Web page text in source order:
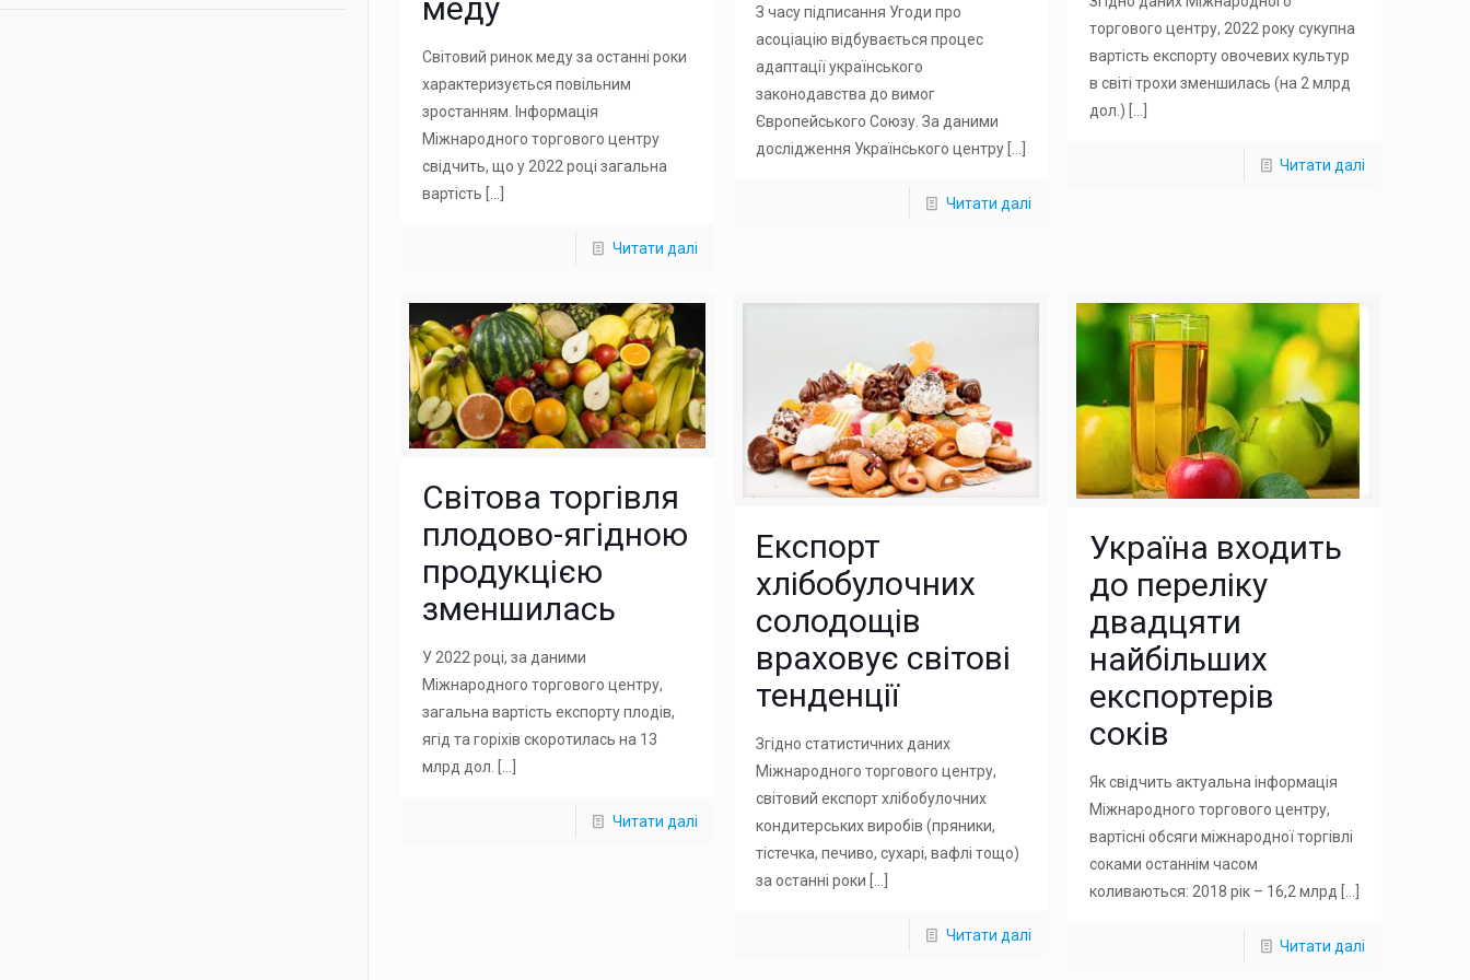
меду
Світовий ринок меду за останні роки
характеризується повільним
зростанням. Інформація
Міжнародного торгового центру
свідчить, що у 2022 році загальна
вартість […]
Читати далі
З часу підписання Угоди про
асоціацію відбувається процес
адаптації українського
законодавства до вимог
Європейського Союзу. За даними
дослідження Українського центру
Читати далі
торгового центру, 2022 року сукупна
вартість експорту овочевих культур
в світі трохи зменшилась (на 2 млрд
дол.)
Читати далі
Світова торгівля
плодово-ягідною
продукцією
зменшилась
У 2022 році, за даними
Міжнародного торгового центру,
загальна вартість експорту плодів,
ягід та горіхів скоротилась на 13
млрд дол.
Читати далі
Експорт
хлібобулочних
солодощів
враховує світові
тенденції
Згідно статистичних даних
Міжнародного торгового центру,
світовий експорт хлібобулочних
кондитерських виробів (пряники,
тістечка, печиво, сухарі, вафлі тощо)
за останні роки
Читати далі
Україна входить
до переліку
двадцяти
найбільших
експортерів
соків
Як свідчить актуальна інформація
Міжнародного торгового центру,
вартісні обсяги міжнародної торгівлі
соками останнім часом
коливаються: 2018 рік – 16,2 млрд […]
Читати далі